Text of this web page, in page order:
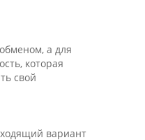
а для
которая
свой
вариант